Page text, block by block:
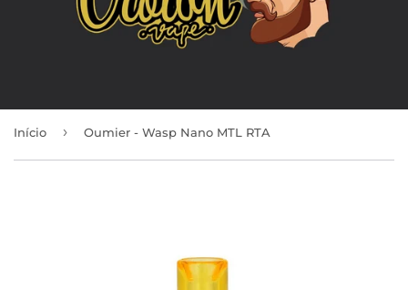
Início › Oumier - Wasp Nano MTL RTA